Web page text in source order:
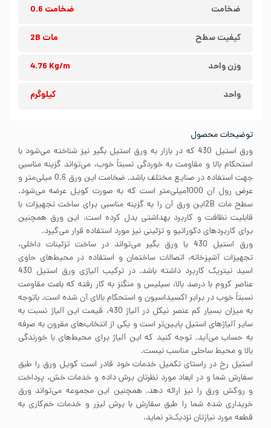
ضخامت ضخامت 0.6
کیفیت سطح مات 2B
وزن واحد 4.76 Kg/m
واحد کیلوگرم
توضیحات محصول
ورق استیل 430 که در بازار به ورق استیل بگیر نیز شناخته می‌شود با
استحکام بالا و مقاومت به خوردگی نسبتاً خوب، می‌تواند گزینه مناسبی
جهت استفاده در صنایع مختلف باشد. ضخامت این ورق 0.6 میلی‌متر و
عرض رول آن 1000میلی‌متر است که به صورت کویل عرضه می‌شود.
سطح مات 2Bاین ورق آن را به گزینه مناسبی برای ساخت تجهیزات با
قابلیت نظافت و کاربرد بهداشتی بدل کرده است. این ورق همچنین
برای کاربردهای دکوراتیو و تزئینی نیز مورد استفاده قرار می‌گیرد.
ورق استیل 430 یا ورق بگیر می‌تواند در ساخت تزئینات داخلی،
تجهیزات آشپزخانه، اتصالات ساختمان و استفاده در محیط‌های حاوی
اسید نیتریک کاربرد داشته باشد. در ترکیب آلیاژی ورق استیل 430
عناصر کروم با درصد بالا، سیلیس و منگنز به کار رفته که باعث مقاومت
نسبتاً خوب در برابر اکسیداسیون و استحکام بالای آن شده است. باتوجه
به میزان بسیار کم عنصر نیکل در آلیاژ 430، قیمت این آلیاژ نسبت به
سایر آلیاژهای استیل پایین‌تر است و یکی از انتخاب‌های مقرون به صرفه
به حساب می‌آید. توجه کنید که این آلیاژ برای محیط‌های با خورندگی
بالا و محیط ساحلی مناسب نیست.
استیل رخ در راستای تکمیل خدمات خود قادر است کویل ورق را طبق
سفارش شما و در ابعاد مورد نظرتان برش داده و خدمات خش، پرداخت
و روکش ورق را نیز ارائه دهد. همچنین این مجموعه می‌تواند ورق
خریداری شده شما را طبق سفارش با برش لیزر و خدمات خم‌کاری به
قطعه مورد نیازتان نزدیک‌تر نماید.